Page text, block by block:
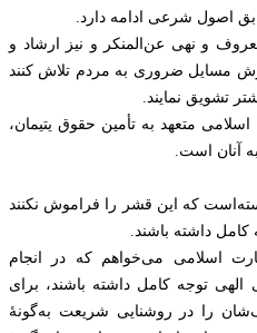
اصول شرعی ادامه دارد.
و نهی عن‌المنکر و نیز ارشاد و
مسایل ضروری به مردم تلاش کنند
تشویق نمایند.
متعهد به تأمین حقوق یتیمان،
آنان است.
که این قشر را فراموش نکنند
داشته باشند.
اسلامی می‌خواهم که در انجام
توجه کامل داشته باشند، برای
را در روشنایی شریعت به‌گونۀ